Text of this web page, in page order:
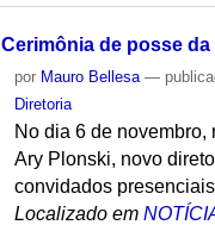
Cerimônia de posse
por Mauro Bellesa —
Diretoria
No dia 6 de
Ary Plonski, novo
convidados
Localizado em